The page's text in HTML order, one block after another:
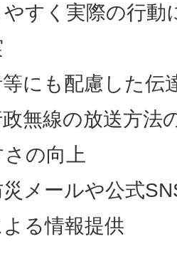
すく実際の行動
にも配慮した伝
政無線の放送方法
さの向上
メールや公式
る情報提供